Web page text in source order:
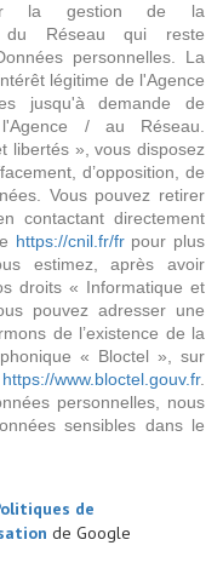
la gestion de la
du Réseau qui reste
personnelles. La
légitime de l'Agence
jusqu'à demande de
/ au Réseau.
libertés », vous disposez
d’opposition, de
Vous pouvez retirer
contactant directement
https://cnil.fr/frpour plus
estimez, après avoir
droits « Informatique et
pouvez adresser une
de l’existence de la
« Bloctel », sur
https://www.bloctel.gouv.fr.
personnelles, nous
sensibles dans le
de
de Google